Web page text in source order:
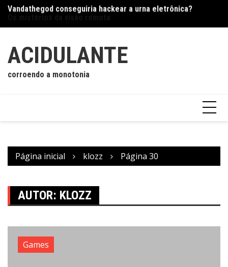
o
Os mistérios da visão remota
ACIDULANTE
corroendo a monotonia
Página inicial klozz Página 30
AUTOR: KLOZZ
Games